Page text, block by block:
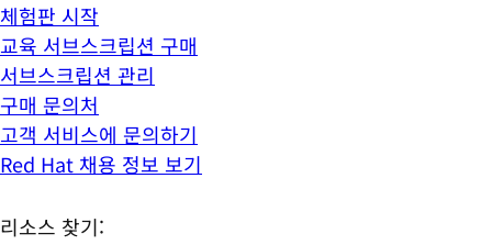
체험판 시작
교육 서브스크립션 구매
서브스크립션 관리
구매 문의처
고객 서비스에 문의하기
Red Hat 채용 정보 보기
리소스 찾기: